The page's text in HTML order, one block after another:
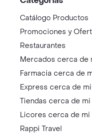
Catálogo Productos
Promociones y
Restaurantes
Mercados cerca de
Farmacia cerca de
Express cerca de mi
Tiendas cerca de mi
Licores cerca de mi
Rappi Travel